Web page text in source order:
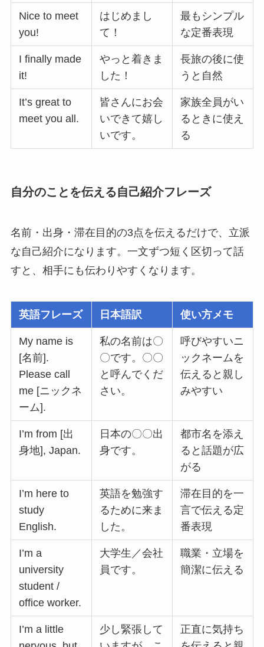
Nice to meet
you!
はじめまし
て！
最もシンプル
な定番表現
I finally made
it!
やっと着きま
した！
長旅の後に使
うと自然
It’s great to
meet you all.
皆さんにお会
いできて嬉し
いです。
家族全員がい
るときに使え
る
自分のことを伝える自己紹介フレーズ
名前・出身・滞在目的の3点を伝えるだけで、立派
な自己紹介になります。一文ずつ短く区切って話
すと、相手にも伝わりやすくなります。
英語フレーズ 日本語訳 使い方メモ
My name is
[名前].
Please call
me [ニックネ
ーム].
私の名前は〇
〇です。〇〇
と呼んでくだ
さい。
呼びやすいニ
ックネームを
伝えると親し
みやすい
I’m from [出
身地], Japan.
日本の〇〇出
身です。
都市名を添え
ると話題が広
がる
I’m here to
study
English.
英語を勉強す
るために来ま
した。
滞在目的を一
言で伝える定
番表現
I’m a
university
student /
office worker.
大学生／会社
員です。
職業・立場を
簡潔に伝える
I’m a little
少し緊張して
正直に気持ち